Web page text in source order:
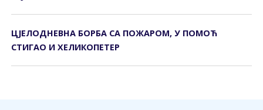
ЦЈЕЛОДНЕВНА БОРБА СА ПОЖАРОМ, У ПОМОЋ
СТИГАО И ХЕЛИКОПЕТЕР